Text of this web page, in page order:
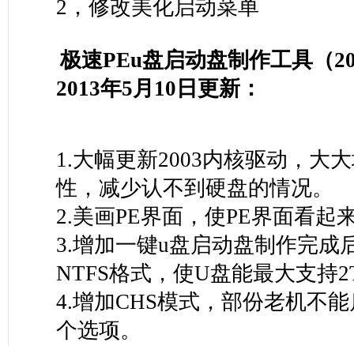
2，修改美化启动菜单
极速PEu盘启动盘制作工具（
2013年5月10日更新：
1.大幅更新2003内核驱动，大
性，减少认不到硬盘的情况。
2.美画PE界面，使PE界面看起
3.增加一键u盘启动盘制作完成
NTFS格式，使U盘能最大支持
4.增加CHS模式，部份老机不
个选项。